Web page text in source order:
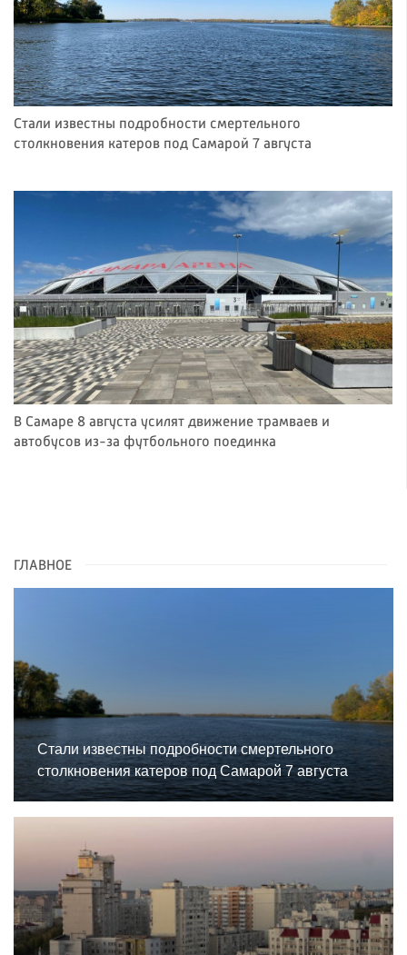
Стали известны подробности смертельного
столкновения катеров под Самарой 7 августа
В Самаре 8 августа усилят движение трамваев и
автобусов из-за футбольного поединка
ГЛАВНОЕ
Стали известны подробности смертельного
столкновения катеров под Самарой 7 августа